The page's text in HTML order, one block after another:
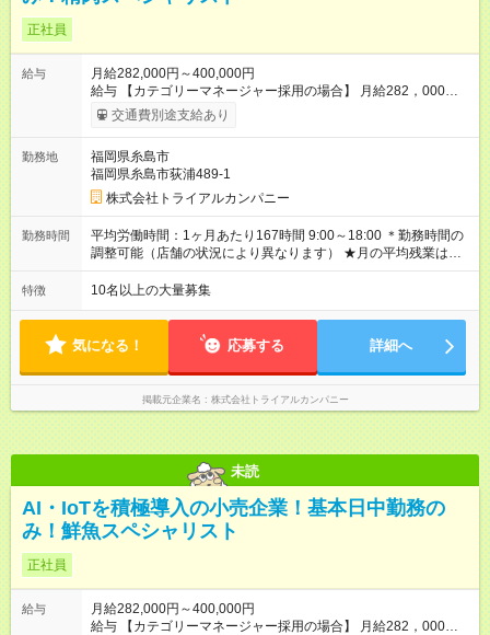
正社員
給与
月給282,000円～400,000円
給与 【カテゴリーマネージャー採用の場合】 月給282，000円
～400，000円 【バイヤー経験がある方】 月給380，000円～ ※
当社規定の採用基準により、能力、年齢、 前職経験などを考慮
ラスしてもらえる手当・インセンティブ ◎残業手当 ◎住宅手当
◎通勤手当 ◎家族手当 ◎資格手当 ◎職位手当 ◎単身手当 ◎残業
手当（全額支給） ◎深夜手当 ※一部、店舗により異なります ※
固定残業・みなし残業なし！残業分は1分単位で支給！ （実績：
月平均残業時間13.25h以下） 【試用期間】試用期間あり 試用期
間の長さ：2ヶ月 雇用形態、給与は本採用時と同じです。
交通費別途支給あり
勤務地
福岡県糸島市
福岡県糸島市荻浦489-1
株式会社トライアルカンパニー
勤務時間
平均労働時間：1ヶ月あたり167時間 9:00～18:00 ＊勤務時間の
調整可能（店舗の状況により異なります） ★月の平均残業は
13.25ｈ以下 ⇒業務効率化等を図り、さらに減らしていきます
◎基本は定時退社 ◎固定残業・みなし残業ナシ。残業分は1分単
務時間の調整可能（店舗の状況により異なります） ★月の平均
残業は13.25ｈ以下 ⇒業務効率化等を図り、さらに減らしてい
きます ◎基本は定時退社 ◎固定残業・みなし残業ナシ。残業分
は1分単位で支給
特徴 10名以上の大量募集
気になる！ 応募する 詳細へ
掲載元企業名 株式会社トライアルカンパニー
未読
AI・IoTを積極導入の小売企業！基本日中勤務の
み！鮮魚スペシャリスト
正社員
給与
月給282,000円～400,000円
給与 【カテゴリーマネージャー採用の場合】 月給282，000円